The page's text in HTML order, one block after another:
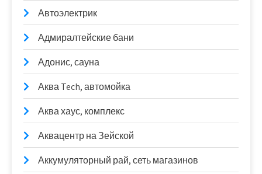
Автоэлектрик
Адмиралтейские бани
Адонис, сауна
Аква Tech, автомойка
Аква хаус, комплекс
Аквацентр на Зейской
Аккумуляторный рай, сеть магазинов